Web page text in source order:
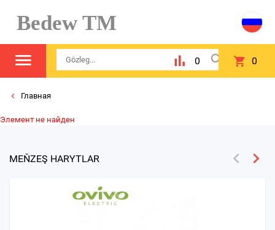
Bedew TM
0 0
Главная
Элемент не найден
MEŇZEŞ HARYTLAR